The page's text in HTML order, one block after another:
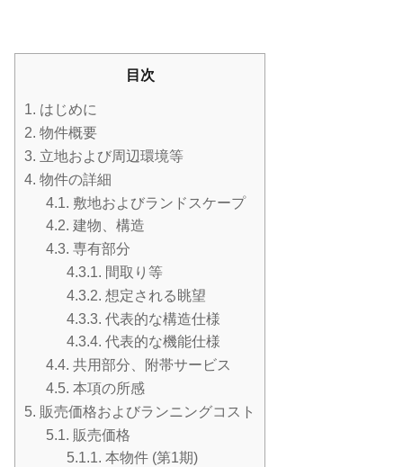
目次
1. はじめに
2. 物件概要
3. 立地および周辺環境等
4. 物件の詳細
4.1. 敷地およびランドスケープ
4.2. 建物、構造
4.3. 専有部分
4.3.1. 間取り等
4.3.2. 想定される眺望
4.3.3. 代表的な構造仕様
4.3.4. 代表的な機能仕様
4.4. 共用部分、附帯サービス
4.5. 本項の所感
5. 販売価格およびランニングコスト
5.1. 販売価格
5.1.1. 本物件 (第1期)